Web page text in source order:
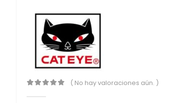
( No hay valoraciones aún. )